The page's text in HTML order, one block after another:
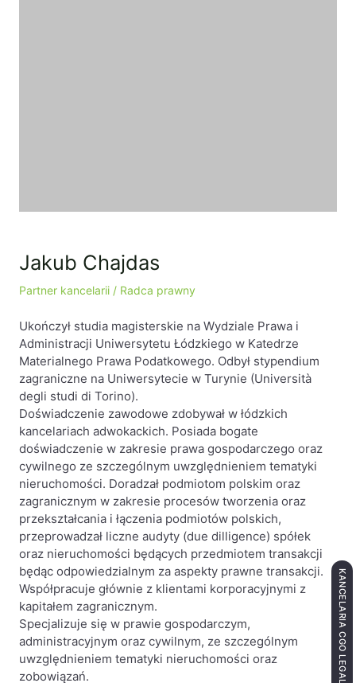
Jakub Chajdas
Partner kancelarii / Radca prawny
Ukończył studia magisterskie na Wydziale Prawa i
Administracji Uniwersytetu Łódzkiego w Katedrze
Materialnego Prawa Podatkowego. Odbył stypendium
zagraniczne na Uniwersytecie w Turynie (Università
degli studi di Torino).
Doświadczenie zawodowe zdobywał w łódzkich
kancelariach adwokackich. Posiada bogate
doświadczenie w zakresie prawa gospodarczego oraz
cywilnego ze szczególnym uwzględnieniem tematyki
nieruchomości. Doradzał podmiotom polskim oraz
zagranicznym w zakresie procesów tworzenia oraz
przekształcania i łączenia podmiotów polskich,
przeprowadzał liczne audyty (due dilligence) spółek
oraz nieruchomości będących przedmiotem transakcji
będąc odpowiedzialnym za aspekty prawne transakcji.
Współpracuje głównie z klientami korporacyjnymi z
kapitałem zagranicznym.
Specjalizuje się w prawie gospodarczym,
administracyjnym oraz cywilnym, ze szczególnym
uwzględnieniem tematyki nieruchomości oraz
zobowiązań.
KANCELARIA CGO LEGAL